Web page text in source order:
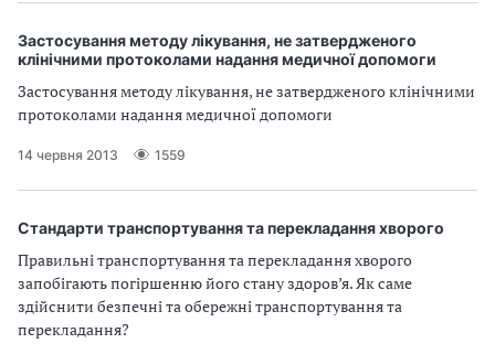
Застосування методу лікування, не затвердженого
клінічними протоколами надання медичної допомоги
Застосування методу лікування, не затвердженого клінічними
протоколами надання медичної допомоги
14 червня 2013 1559
Стандарти транспортування та перекладання хворого
Правильні транспортування та перекладання хворого
запобігають погіршенню його стану здоров’я. Як саме
здійснити безпечні та обережні транспортування та
перекладання?